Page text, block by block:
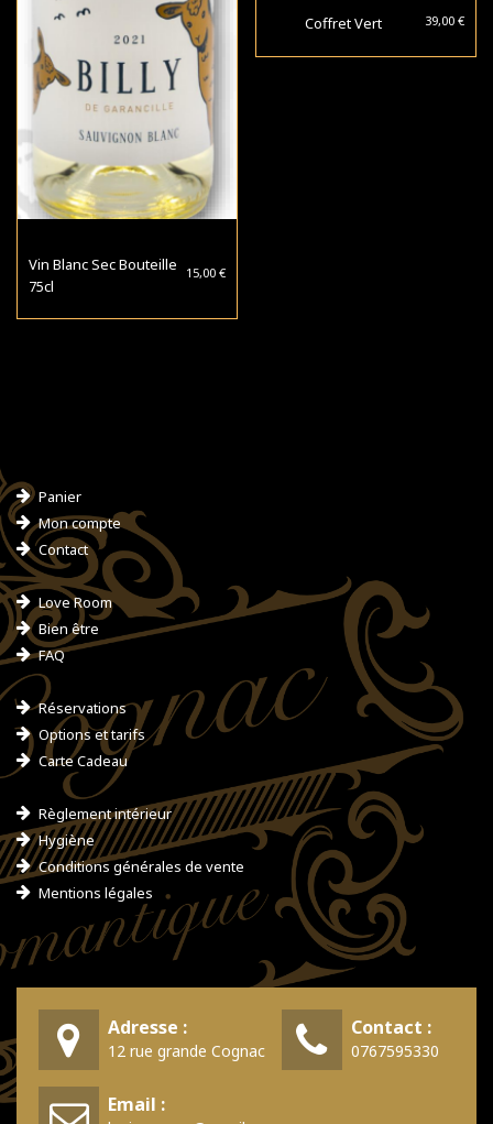
Vin Blanc Sec Bouteille
75cl
15,00 €
Coffret Vert 39,00 €
Panier
Mon compte
Contact
Love Room
Bien être
FAQ
Réservations
Options et tarifs
Carte Cadeau
Règlement intérieur
Hygiène
Conditions générales de vente
Mentions légales
Adresse :
12 rue grande Cognac
Contact :
0767595330
Email :